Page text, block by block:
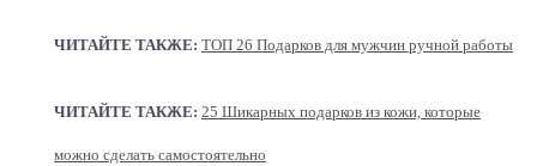
ЧИТАЙТЕ ТАКЖЕ: ТОП 26 Подарков для мужчин ручной работы
ЧИТАЙТЕ ТАКЖЕ: 25 Шикарных подарков из кожи, которые
можно сделать самостоятельно